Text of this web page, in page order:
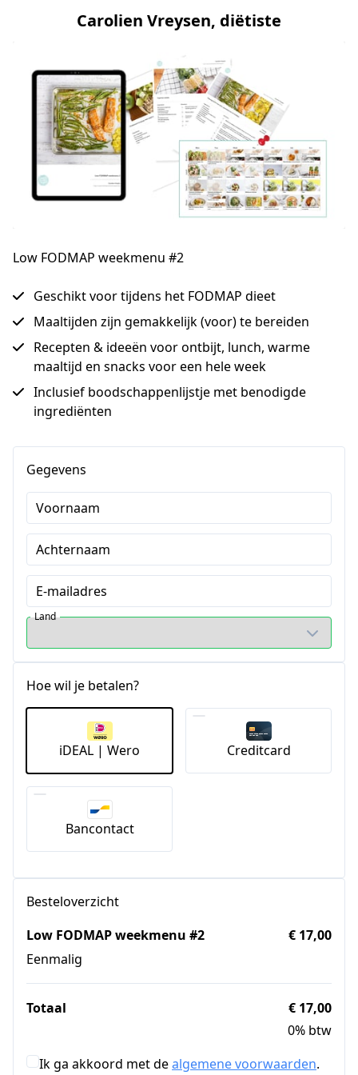
Carolien Vreysen, diëtiste
Low FODMAP weekmenu #2
Geschikt voor tijdens het FODMAP dieet
Maaltijden zijn gemakkelijk (voor) te bereiden
Recepten & ideeën voor ontbijt, lunch, warme
maaltijd en snacks voor een hele week
Inclusief boodschappenlijstje met benodigde
ingrediënten
Gegevens
Voornaam
Achternaam
E-mailadres
Land
Hoe wil je betalen?
iDEAL | Wero Creditcard
Bancontact
Besteloverzicht
Low FODMAP weekmenu #2
Eenmalig
€ 17,00
Totaal
€ 17,00
0% btw
Ik ga akkoord met dealgemene voorwaarden.